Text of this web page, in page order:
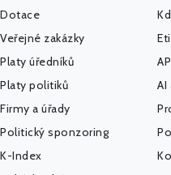
Dotace
Veřejné zakázky
Platy úředníků
Platy politiků
Firmy a úřady
Politický sponzoring
K-Index
AI